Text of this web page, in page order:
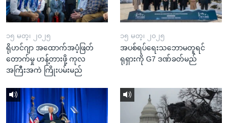
၁၅ မတ္၊ ၂၀၂၅
ရိုဟင်ဂျာ အထောက်အပံ့ဖြတ်
တောက်မှု ဟန့်တားဖို့ ကုလ
အကြီးအကဲ ကြိုးပမ်းမည်
၁၅ မတ္၊ ၂၀၂၅
အပစ်ရပ်ရေးသဘောမတူရင်
ရုရှားကို G7 ဒဏ်ခတ်မည်